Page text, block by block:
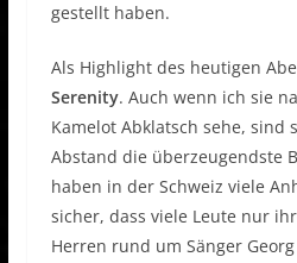
gestellt haben.
Als Highlight des heutigen
Serenity. Auch wenn ich sie
Kamelot Abklatsch sehe, sind
Abstand die überzeugendste
haben in der Schweiz viele
sicher, dass viele Leute nur
Herren rund um Sänger